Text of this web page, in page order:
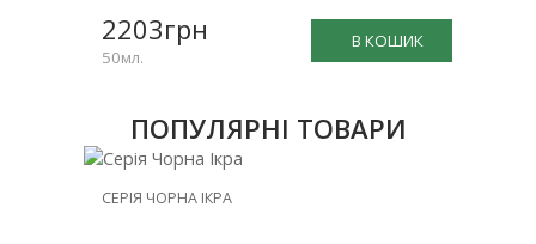
В КОШИК
2203грн
50мл.
ПОПУЛЯРНІ ТОВАРИ
НОВИНКА
СЕРІЯ ЧОРНА ІКРА